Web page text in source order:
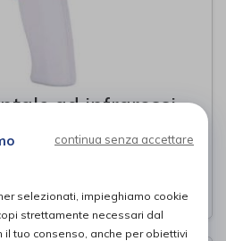
ad infrarossi -
continua senza accettare
selezionati, impieghiamo cookie
strettamente necessari dal
il tuo consenso, anche per obiettivi